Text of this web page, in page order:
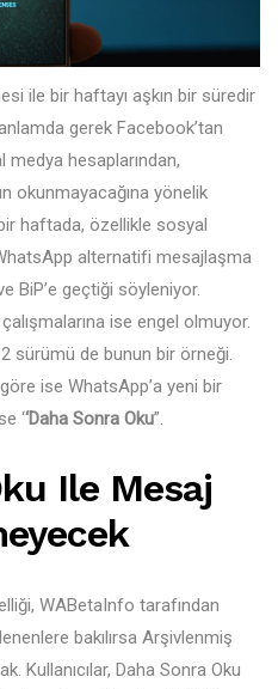
ile bir haftayı aşkın bir süredir
gerek Facebook’tan
medya hesaplarından,
okunmayacağına yönelik
haftada, özellikle sosyal
alternatifi mesajlaşma
BiP’e geçtiği söyleniyor.
ise engel olmuyor.
sürümü de bunun bir örneği.
ise WhatsApp’a yeni bir
‘‘Daha Sonra Oku”.
Ile Mesaj
WABetaInfo tarafından
bakılırsa Arşivlenmiş
Kullanıcılar, Daha Sonra Oku